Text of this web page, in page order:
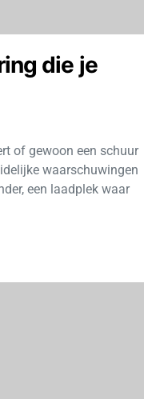
die je
of gewoon een schuur
waarschuwingen
een laadplek waar